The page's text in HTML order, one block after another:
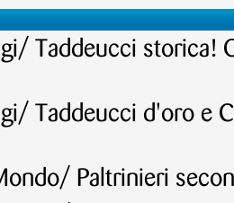
Taddeucci storica!
Taddeucci d'oro e
Paltrinieri